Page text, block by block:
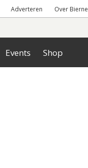
Adverteren Over
Events Shop